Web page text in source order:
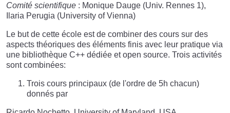
Comité scientifique : Monique Dauge (Univ. Rennes 1),
Ilaria Perugia (University of Vienna)
Le but de cette école est de combiner des cours sur des
aspects théoriques des éléments finis avec leur pratique via
une bibliothèque C++ dédiée et open source. Trois activités
sont combinées:
Trois cours principaux (de l'ordre de 5h chacun)
donnés par